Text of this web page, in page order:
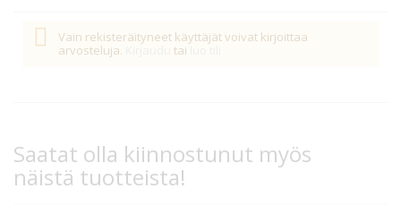
Vain rekisteräityneet käyttäjät voivat kirjoittaa
arvosteluja.
tai
Saatat olla kiinnostunut myös
näistä tuotteista!